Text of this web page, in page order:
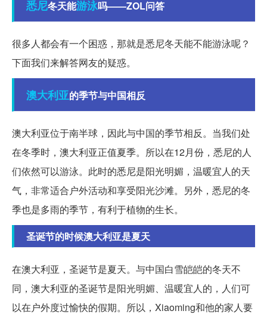
悉尼冬天能游泳吗——ZOL问答
很多人都会有一个困惑，那就是悉尼冬天能不能游泳呢？
下面我们来解答网友的疑惑。
澳大利亚的季节与中国相反
澳大利亚位于南半球，因此与中国的季节相反。当我们处
在冬季时，澳大利亚正值夏季。所以在12月份，悉尼的人
们依然可以游泳。此时的悉尼是阳光明媚，温暖宜人的天
气，非常适合户外活动和享受阳光沙滩。另外，悉尼的冬
季也是多雨的季节，有利于植物的生长。
圣诞节的时候澳大利亚是夏天
在澳大利亚，圣诞节是夏天。与中国白雪皑皑的冬天不
同，澳大利亚的圣诞节是阳光明媚、温暖宜人的，人们可
以在户外度过愉快的假期。所以，Xiaoming和他的家人要